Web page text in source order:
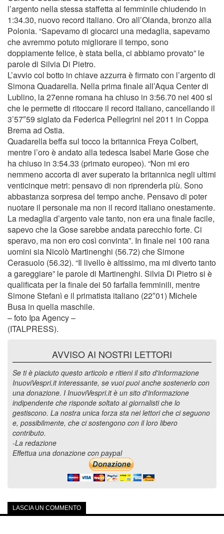
l’argento nella stessa staffetta al femminile chiudendo in
1:34.30, nuovo record italiano. Oro all’Olanda, bronzo alla
Polonia. “Sapevamo di giocarci una medaglia, sapevamo
che avremmo potuto migliorare il tempo, sono
doppiamente felice, è stata bella, ci abbiamo provato” le
parole di Silvia Di Pietro.
L’avvio col botto in chiave azzurra è firmato con l’argento di
Simona Quadarella. Nella prima finale all’Aqua Center di
Lublino, la 27enne romana ha chiuso in 3:56.70 nei 400 sl
che le permette di ritoccare il record italiano, cancellando il
3’57″59 siglato da Federica Pellegrini nel 2011 in Coppa
Brema ad Ostia.
Quadarella beffa sul tocco la britannica Freya Colbert,
mentre l’oro è andato alla tedesca Isabel Marie Gose che
ha chiuso in 3:54.33 (primato europeo). “Non mi ero
nemmeno accorta di aver superato la britannica negli ultimi
venticinque metri: pensavo di non riprenderla più. Sono
abbastanza sorpresa del tempo anche. Pensavo di poter
nuotare il personale ma non il record italiano onestamente.
La medaglia d’argento vale tanto, non era una finale facile,
sapevo che la Gose sarebbe andata parecchio forte. Ci
speravo, ma non ero così convinta”. In finale nei 100 rana
uomini sia Nicolò Martinenghi (56.72) che Simone
Cerasuolo (56.32). “Il livello è altissimo, ma mi diverto tanto
a gareggiare” le parole di Martinenghi. Silvia Di Pietro si è
qualificata per la finale dei 50 farfalla femminili, mentre
Simone Stefanì e il primatista italiano (22″01) Michele
Busa in quella maschile.
– foto Ipa Agency –
(ITALPRESS).
AVVISO AI NOSTRI LETTORI
Se ti è piaciuto questo articolo e ritieni il sito d'informazione
InuoviVespri.it interessante, se vuoi puoi anche sostenerlo con
una donazione. I InuoviVespri.it è un sito d'informazione
indipendente che risponde soltato ai giornalisti che lo
gestiscono. La nostra unica forza sta nei lettori che ci seguono
e, possibilmente, che ci sostengono con il loro libero
contributo.
-La redazione
Effettua una donazione con paypal
LASCIA UN COMMENTO